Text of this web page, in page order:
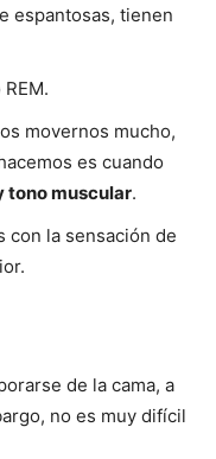
espantosas, tienen
movernos mucho,
es cuando
tono muscular.
con la sensación de
de la cama, a
no es muy difícil